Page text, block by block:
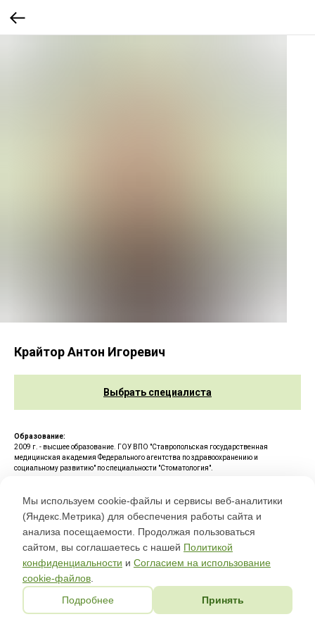
Мы используем cookie-файлы и сервисы веб-аналитики
(Яндекс.Метрика) для обеспечения работы сайта и
анализа посещаемости. Продолжая пользоваться
сайтом, вы соглашаетесь с нашей Политикой
конфиденциальности и Согласием на использование
cookie-файлов
Подробнее
Принять
Крайтор Антон Игоревич
Выбрать специалиста
Образование:
2009 г. - высшее образование. ГОУ ВПО "Ставропольская государственная
медицинская академия Федерального агентства по здравоохранению и
социальному развитию" по специальности "Стоматология".
академия Федерального агентства по здравоохранению и социальному развитию"
Повышение квалификации и переподготовка: